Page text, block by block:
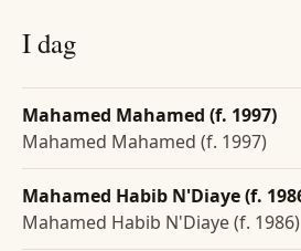
I dag
Mahamed Mahamed (f. 1997)
Mahamed Mahamed (f. 1997)
Mahamed Habib N'Diaye (f.
Mahamed Habib N'Diaye (f. 1986)